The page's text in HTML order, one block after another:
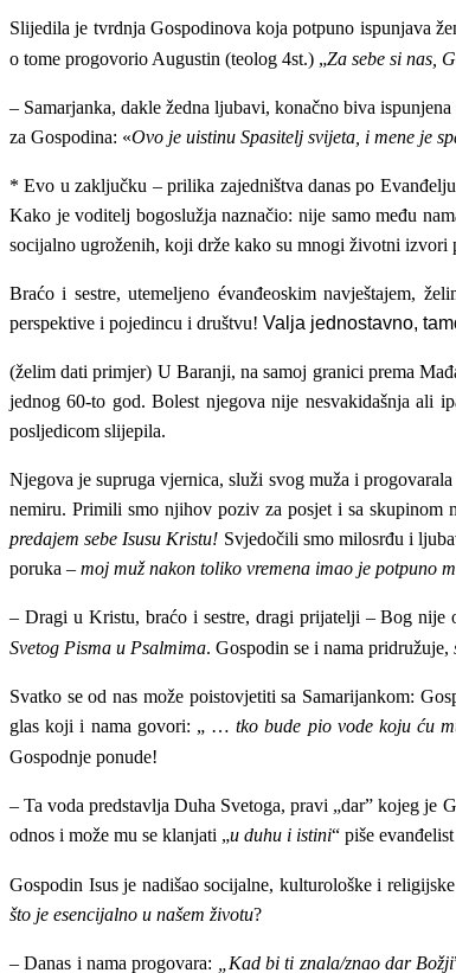
Slijedila je tvrdnja Gospodinova koja potpuno ispunjava
o tome progovorio Augustin (teolog 4st.) „Za sebe si nas,
– Samarjanka, dakle žedna ljubavi, konačno biva ispunjena
za Gospodina: «Ovo je uistinu Spasitelj svijeta, i mene je
*Evo u zaključku – prilika zajedništva danas po
Kako je voditelj bogoslužja naznačio: nije samo među
socijalno ugroženih, koji drže kako su mnogi životni izvori
Braćo i sestre, utemeljeno évanđeoskim navještajem,
perspektive i pojedincu i društvu! Valja jednostavno,
(želim dati primjer) U Baranji, na samoj granici prema
jednog 60-to god. Bolest njegova nije nesvakidašnja ali
posljedicom slijepila.
Njegova je supruga vjernica, služi svog muža i
nemiru. Primili smo njihov poziv za posjet i sa
predajem sebe Isusu Kristu! Svjedočili smo milosrđu i
poruka – moj muž nakon toliko vremena imao je potpuno
– Dragi u Kristu, braćo i sestre, dragi prijatelji – Bog nije
Svetog Pisma u Psalmima. Gospodin se i nama pridružuje,
Svatko se od nas može poistovjetiti sa Samarijankom:
glas koji i nama govori: „ … tko bude pio vode koju ću
Gospodnje ponude!
– Tavoda predstavlja Duha Svetoga, pravi „dar” kojeg je
odnos i može mu se klanjati „u duhu i istini“ piše
Gospodin Isus je nadišao socijalne, kulturološke i
što je esencijalno u našem životu?
– Danas inama progovara: „Kad bi ti znala/znao dar Božji